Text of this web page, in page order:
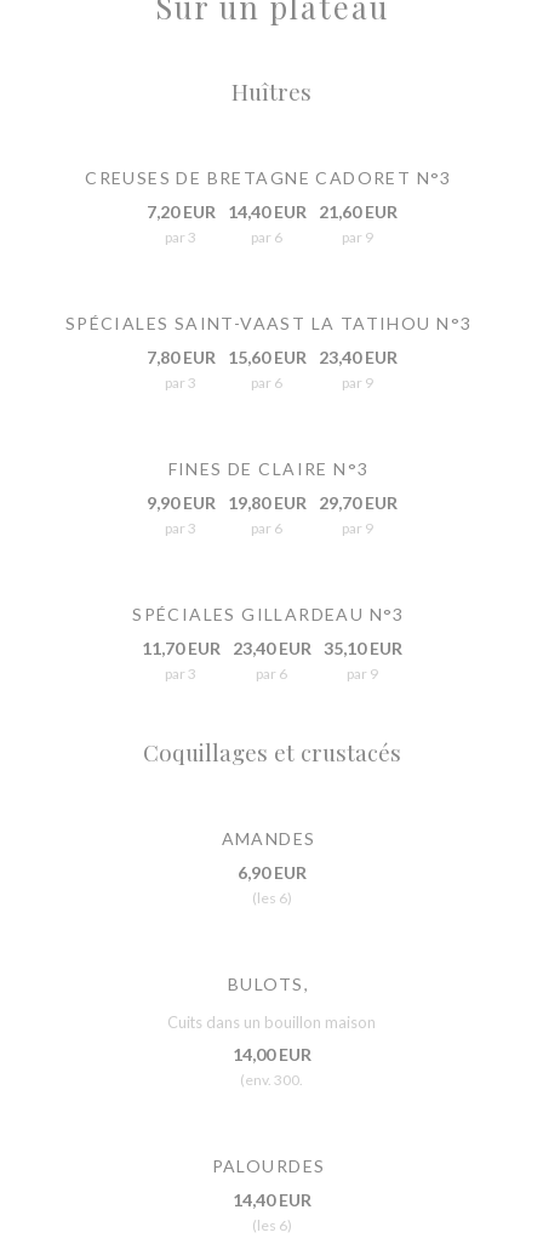
Huîtres
CREUSES DE BRETAGNE CADORET N°3
7,20 EUR
par 3
14,40 EUR
par 6
21,60 EUR
par 9
SPÉCIALES SAINT-VAAST LA TATIHOU N°3
7,80 EUR
par 3
15,60 EUR
par 6
23,40 EUR
par 9
FINES DE CLAIRE N°3
9,90 EUR
par 3
19,80 EUR
par 6
29,70 EUR
par 9
SPÉCIALES GILLARDEAU N°3
11,70 EUR
par 3
23,40 EUR
par 6
35,10 EUR
par 9
Coquillages et crustacés
AMANDES
6,90 EUR
(les 6)
BULOTS,
Cuits dans un bouillon maison
14,00 EUR
(env. 300.
PALOURDES
14,40 EUR
(les 6)